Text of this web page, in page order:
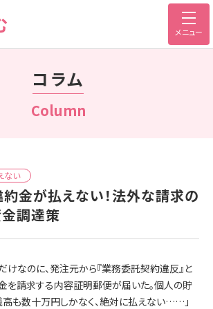
メニュー
コラム
Column
ない
金が払えない！法外な請求の
調達策
けなのに、発注元から『業務委託契約違反』と
を請求する内容証明郵便が届いた。個人の貯
も数十万円しかなく、絶対に払えない……」